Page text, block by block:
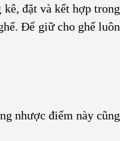
đặt và kết hợp trong
Để giữ cho ghế luôn
nhược điểm này cũng